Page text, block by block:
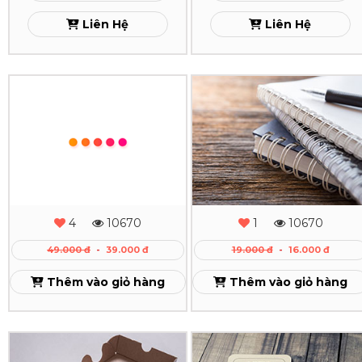
TPHCM
Liên Hệ Liên Hệ
Gáy
Xem
4 10670
49.000 đ - 39.000 đ
Thêm vào giỏ hàng
In
Sổ
Tay
Gáy
Xo
Theo
Cầu
1 10670
19.000 đ - 16.000 đ
Thêm vào giỏ hàng
In